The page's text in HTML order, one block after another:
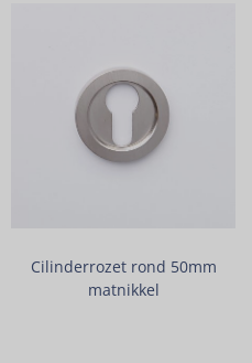
Cilinderrozet rond 50mm
matnikkel